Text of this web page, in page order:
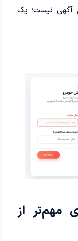
آگهی نیست؛ یک
مهم‌تر از